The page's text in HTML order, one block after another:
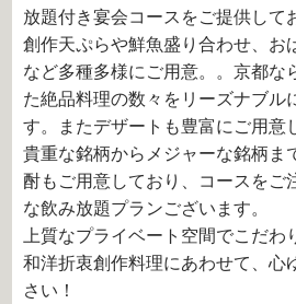
放題付き宴会コースをご提供して
創作天ぷらや鮮魚盛り合わせ、お
など多種多様にご用意。。京都な
た絶品料理の数々をリーズナブル
す。またデザートも豊富にご用意
貴重な銘柄からメジャーな銘柄ま
酎もご用意しており、コースをご
な飲み放題プランございます。
上質なプライベート空間でこだ
和洋折衷創作料理にあわせて、心
さい！